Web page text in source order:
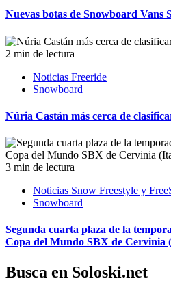
Nuevas botas de Snowboard
2 min de lectura
Noticias Freeride
Snowboard
Núria Castán más cerca de
3 min de lectura
Noticias Snow Freestyle y
Snowboard
Segunda cuarta plaza de la
Copa del Mundo SBX de Cervinia
Busca en Soloski.net